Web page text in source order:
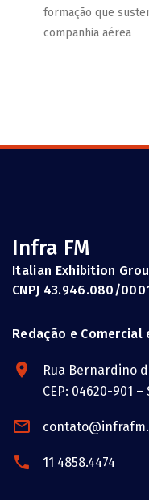
formação que
companhia aérea
Infra FM
Italian Exhibition
CNPJ 43.946.080/
Redação e Comercial
Rua Bernardino
CEP: 04620-901 –
11 4858.4474